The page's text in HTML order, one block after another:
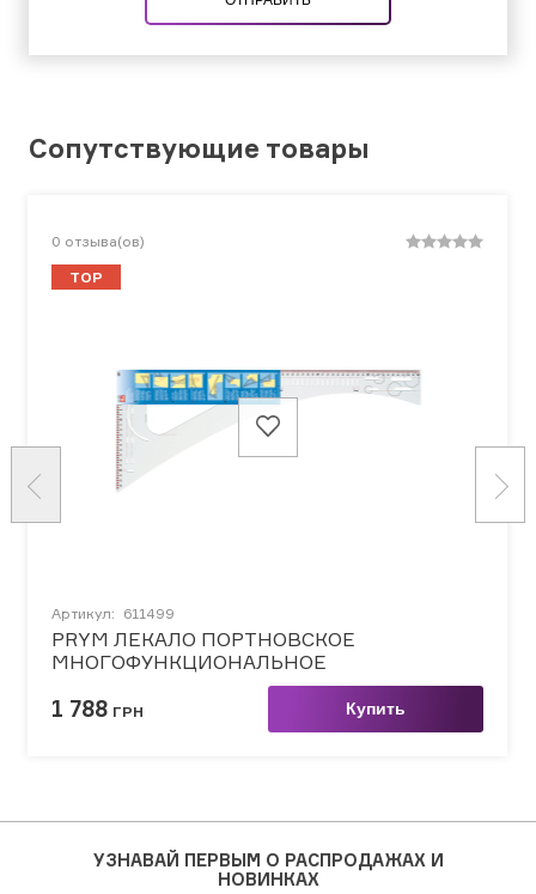
Сопутствующие товары
0 отзыва(ов)
TOP
Артикул: 611499
PRYM ЛЕКАЛО ПОРТНОВСКОЕ
МНОГОФУНКЦИОНАЛЬНОЕ
1 788 ГРН Купить
УЗНАВАЙ ПЕРВЫМ О РАСПРОДАЖАХ И
НОВИНКАХ